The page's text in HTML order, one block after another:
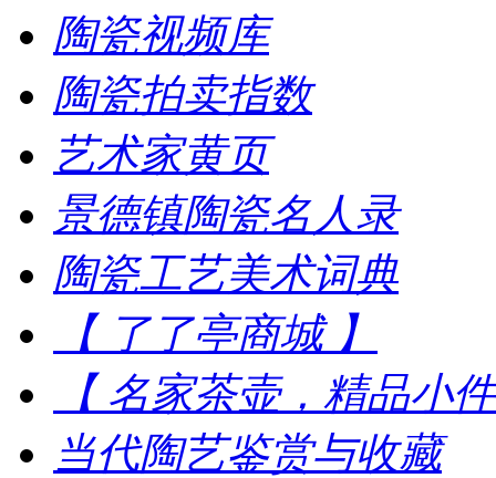
陶瓷视频库
陶瓷拍卖指数
艺术家黄页
景德镇陶瓷名人录
陶瓷工艺美术词典
【 了了亭商城 】
【 名家茶壶，精品小
当代陶艺鉴赏与收藏